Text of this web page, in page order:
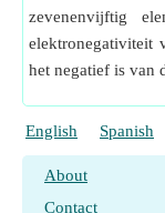
zevenenvijftig
elektronegativiteit
het negatief is van
English Spanish
About
Contact